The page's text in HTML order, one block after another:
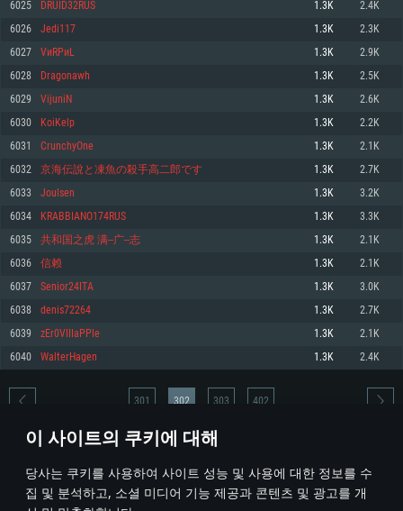
이 사이트의 쿠키에 대해
당사는 쿠키를 사용하여 사이트 성능 및 사용에 대한 정보를 수
집 및 분석하고, 소셜 미디어 기능 제공과 콘텐츠 및 광고를 개
최소사양
운영체제: Windows 10 (64 bit)
프로세서: 2.2 GHz 듀얼코어 이상
메모리: 4GB
그래픽 카드: DirectX 11 이상을 지원하는 AMD Radeon 77XX / NVIDIA
GeForce GT 660. 최소 사양 해상도: 720p
네트워크: 브로드밴드 인터넷
여유 저장 공간: 22.1 GB (최소 클라이언트)
권장 사양
570 혹은 그 이상
여유 저장 공간: 62.2 GB (전체 클라이언트)
최소사양
운영체제: Mac OS Big Sur 11.0
프로세서: 최소 2.2 GHz의 Core i5 (Intel Xeon 은 지원하지 않습니다)
메모리: 6 GB
그래픽 카드: Metal 을 지원하는 Intel Iris Pro 5200 (Mac), 혹은 이와 비슷한 성
능을 가지는 Mac 버전의 AMD/Nvidia. 최소 해상도: 720p
네트워크: 브로드밴드 인터넷
여유 저장 공간: 22.1 GB (최소 클라이언트)
권장 사양
네트워크: 브로드밴드 인터넷
여유 저장 공간: 62.2 GB (전체 클라이언트)
최소사양
운영체제: 64bit Linux 중 최신 버전
프로세서: 2.4 GHz 듀얼코어
메모리: 4 GB
그래픽 카드: Vulkan 을 지원하고, 최신 그래픽 드라이버를 지원하는 NVIDIA
660 (6개월 미만) 혹은 그와 동급의 성능을 가지며 최신 그래픽 드라이버를 지
원하는 AMD (6개월 미만; 최소사양 지원 해상도 720p)
네트워크: 브로드밴드 인터넷
여유 저장 공간: 22.1 GB (최소 클라이언트)
권장 사양
운영체제: Ubuntu 20.04 64bit
프로세서: Intel Core i7
메모리: 16 GB
그래픽 카드: Vulkan 을 지원하고, 최신 그래픽 드라이버를 지원하는 NVIDIA
1060 (6개월 미만) 혹은 그와 동급의 성능을 가지며 최신 그래픽 드라이버를
지원하는 AMD RX 570 (6개월 미만; 최소사양 지원 해상도 720p) 이상
여유 저장 공간: 62.2 GB (전체 클라이언트)
6025 DRUID32RUS 1.3K 2.4K
6026 Jedi117 1.3K 2.3K
6027 VиRPиL 1.3K 2.9K
6028 Dragonawh 1.3K 2.5K
6029 VijuniN 1.3K 2.6K
6030 KoiKelp 1.3K 2.2K
6031 CrunchyOne 1.3K 2.1K
6032 京海伝說と凍魚の殺手高二郎です 1.3K 2.7K
6033 Joulsen 1.3K 3.2K
6034 KRABBIANO174RUS 1.3K 3.3K
6035 共和国之虎 满--广--志 1.3K 2.1K
6036 信赖 1.3K 2.1K
6037 Senior24ITA 1.3K 3.0K
6038 denis72264 1.3K 2.7K
6039 zEr0VIIIaPPle 1.3K 2.1K
6040 WalterHagen 1.3K 2.4K
* 순위표는 매일 1회 갱신됩니다
301 302 303 402